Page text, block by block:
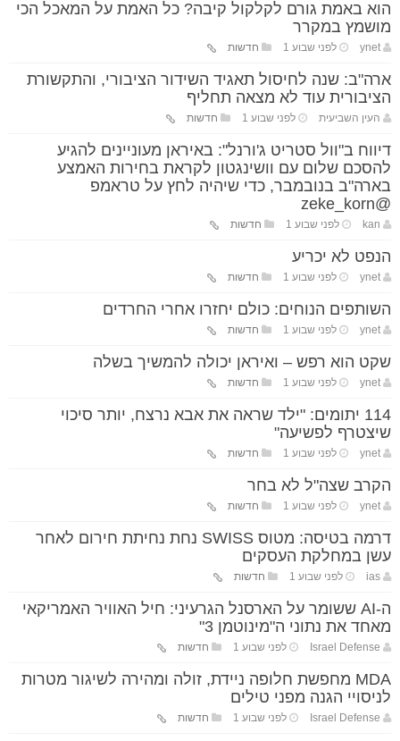
הוא באמת גורם לקלקול קיבה? כל האמת על המאכל הכי
מושמץ במקרר
ynet לפני שבוע 1 חדשות
ארה"ב: שנה לחיסול תאגיד השידור הציבורי, והתקשורת
הציבורית עוד לא מצאה תחליף
העין השביעית לפני שבוע 1 חדשות
דיווח ב"וול סטריט ג'ורנל": באיראן מעוניינים להגיע
להסכם שלום עם וושינגטון לקראת בחירות האמצע
בארה"ב בנובמבר, כדי שיהיה לחץ על טראמפ
@zeke_korn
kan לפני שבוע 1 חדשות
הנפט לא יכריע
ynet לפני שבוע 1 חדשות
השותפים הנוחים: כולם יחזרו אחרי החרדים
ynet לפני שבוע 1 חדשות
שקט הוא רפש – ואיראן יכולה להמשיך בשלה
ynet לפני שבוע 1 חדשות
114 יתומים: "ילד שראה את אבא נרצח, יותר סיכוי
שיצטרף לפשיעה"
ynet לפני שבוע 1 חדשות
הקרב שצה"ל לא בחר
ynet לפני שבוע 1 חדשות
דרמה בטיסה: מטוס SWISS נחת נחיתת חירום לאחר
עשן במחלקת העסקים
ias לפני שבוע 1 חדשות
ה-AI ששומר על הארסנל הגרעיני: חיל האוויר האמריקאי
מאחד את נתוני ה"מינוטמן 3"
Israel Defense לפני שבוע 1 חדשות
MDA מחפשת חלופה ניידת, זולה ומהירה לשיגור מטרות
לניסויי הגנה מפני טילים
Israel Defense לפני שבוע 1 חדשות